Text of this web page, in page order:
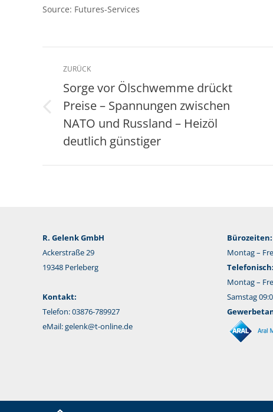
Source: Futures-Services
Kommentarnavigation
ZURÜCK
Vorheriger
Beitrag:
Sorge vor Ölschwemme drückt
Preise – Spannungen zwischen
NATO und Russland – Heizöl
deutlich günstiger
R. Gelenk GmbH
Ackerstraße 29
19348 Perleberg
Kontakt:
Telefon: 03876-789927
eMail:gelenk@t-online.de
Bürozeiten:
Montag –
Telefonisch:
Montag –
Samstag